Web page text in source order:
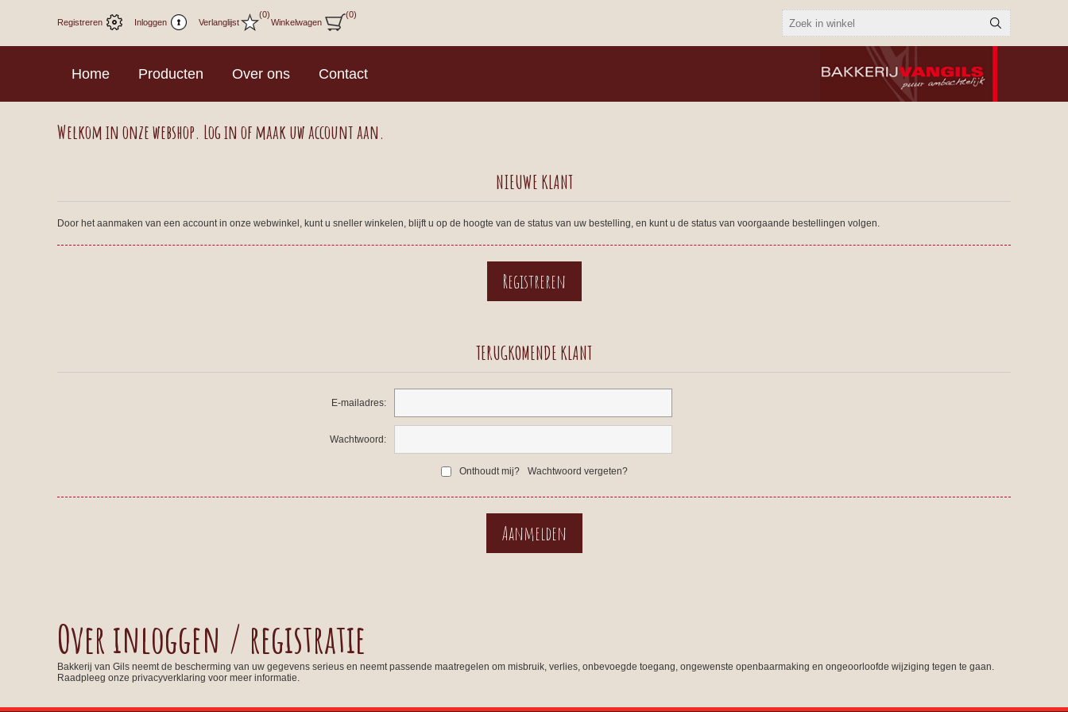
Registreren Inloggen Verlanglijst
(0)
Winkelwagen
(0)
Home Producten Over ons Contact
Welkom in onze webshop. Log in of maak uw account aan.
NIEUWE KLANT
Door het aanmaken van een account in onze webwinkel, kunt u sneller winkelen, blijft u op de hoogte van de status van uw bestelling, en kunt u de status van voorgaande bestellingen volgen.
TERUGKOMENDE KLANT
E-mailadres:
Wachtwoord:
Onthoudt mij? Wachtwoord vergeten?
Over inloggen / registratie
Bakkerij van Gils neemt de bescherming van uw gegevens serieus en neemt passende maatregelen om misbruik, verlies, onbevoegde toegang, ongewenste openbaarmaking en ongeoorloofde wijziging tegen te gaan.
Raadpleeg onze privacyverklaring voor meer informatie.